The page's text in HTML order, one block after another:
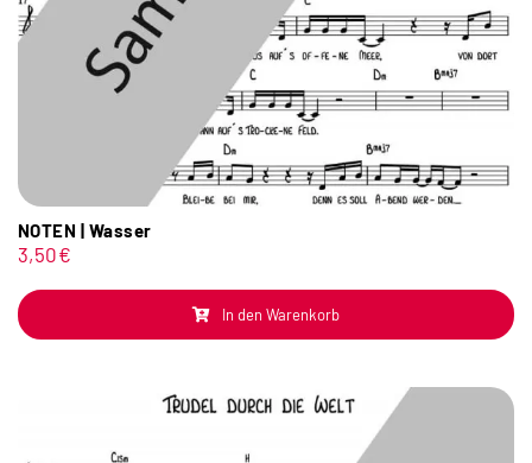
NOTEN | Wasser
3,50€
In den Warenkorb